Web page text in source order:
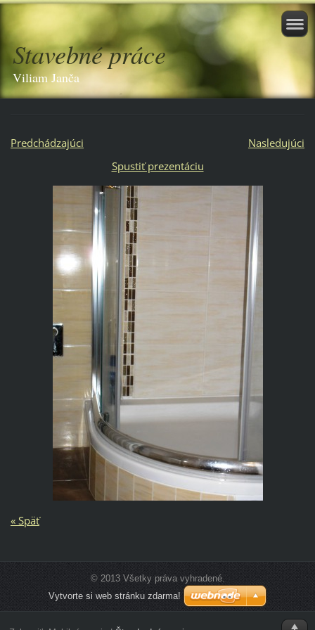
Stavebné práce
Viliam Janča
Predchádzajúci
Nasledujúci
Spustiť prezentáciu
« Späť
© 2013 Všetky práva vyhradené.
Vytvorte si web stránku zdarma!